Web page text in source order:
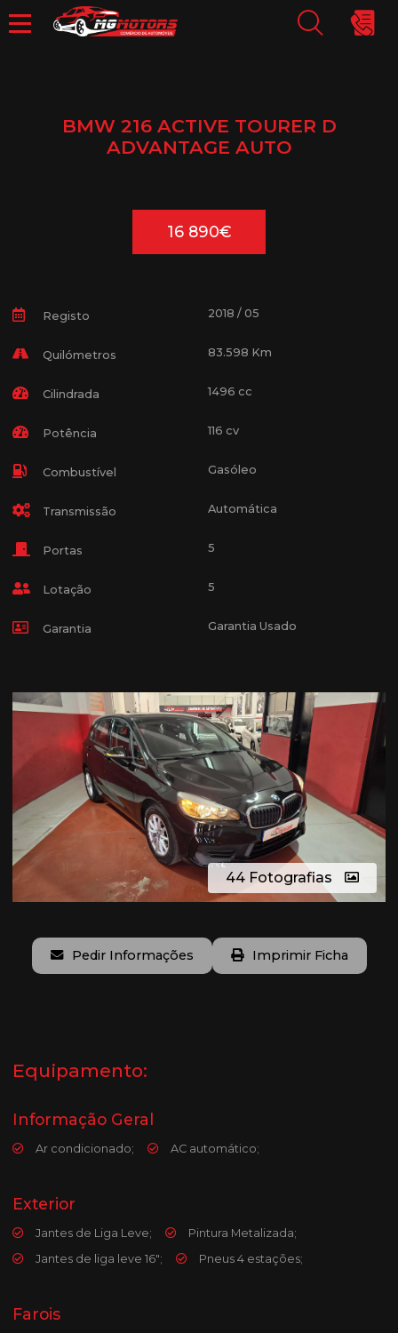
BMW 216 ACTIVE TOURER D
ADVANTAGE AUTO
16 890€
Registo 2018 / 05
Quilómetros 83.598 Km
Cilindrada 1496 cc
Potência 116 cv
Combustível Gasóleo
Transmissão Automática
Portas 5
Lotação 5
Garantia Garantia Usado
44 Fotografias
Pedir Informações Imprimir Ficha
Equipamento:
Informação Geral
Ar condicionado; AC automático;
Exterior
Jantes de Liga Leve;
Pintura Metalizada;
Jantes de liga leve 16";
Pneus 4 estações;
Farois